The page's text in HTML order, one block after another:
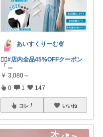
あいすくりーむ🍨
❤️‍🔥#店内全品45%OFFクーポン
「 ...
￥ 3,080～
0 1 147
コレ いいね